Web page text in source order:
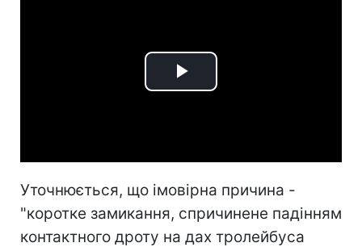
Play
Уточнюється, що імовірна причина -
"коротке замикання, спричинене падінням
контактного дроту на дах тролейбуса